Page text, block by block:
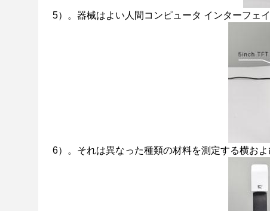
5）。器械はよい人間コンピュータ インターフェ
6）。それは異なった種類の材料を測定する横およ